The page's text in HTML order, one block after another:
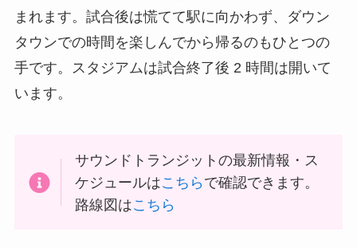
まれます。試合後は慌てて駅に向かわず、ダウン
タウンでの時間を楽しんでから帰るのもひとつの
手です。スタジアムは試合終了後 2 時間は開いて
います。
サウンドトランジットの最新情報・ス
ケジュールはこちら で確認できます。
路線図はこちら